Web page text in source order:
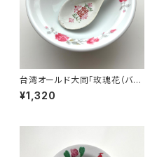
台湾オールド大同「玫瑰花（バ
ラ）柄」魯肉飯・鶏肉飯碗
¥1,320